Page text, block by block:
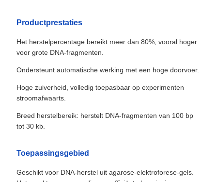
Productprestaties
Het herstelpercentage bereikt meer dan 80%, vooral hoger
voor grote DNA-fragmenten.
Ondersteunt automatische werking met een hoge doorvoer.
Hoge zuiverheid, volledig toepasbaar op experimenten
stroomafwaarts.
Breed herstelbereik: herstelt DNA-fragmenten van 100 bp
tot 30 kb.
Toepassingsgebied
Geschikt voor DNA-herstel uit agarose-elektroforese-gels.